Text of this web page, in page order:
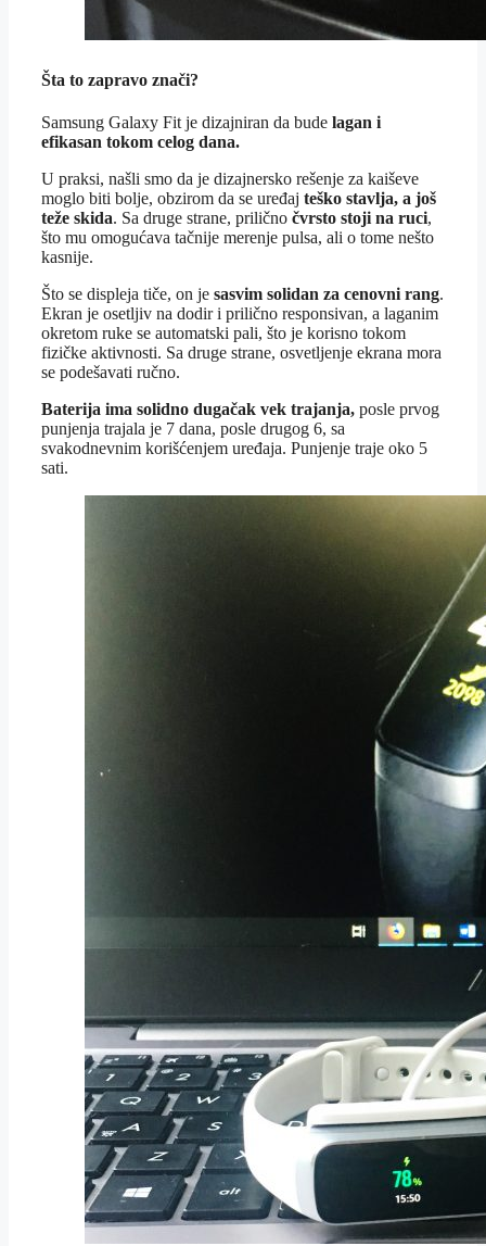
Šta to zapravo znači?
Samsung Galaxy Fit je dizajniran da bude lagan i
efikasan tokom celog dana.
U praksi, našli smo da je dizajnersko rešenje za kaiševe
moglo biti bolje, obzirom da se uređaj teško stavlja, a još
teže skida. Sa druge strane, prilično čvrsto stoji na ruci,
što mu omogućava tačnije merenje pulsa, ali o tome nešto
kasnije.
Što se displeja tiče, on je sasvim solidan za cenovni rang.
Ekran je osetljiv na dodir i prilično responsivan, a laganim
okretom ruke se automatski pali, što je korisno tokom
fizičke aktivnosti. Sa druge strane, osvetljenje ekrana mora
se podešavati ručno.
Baterija ima solidno dugačak vek trajanja, posle prvog
punjenja trajala je 7 dana, posle drugog 6, sa
svakodnevnim korišćenjem uređaja. Punjenje traje oko 5
sati.